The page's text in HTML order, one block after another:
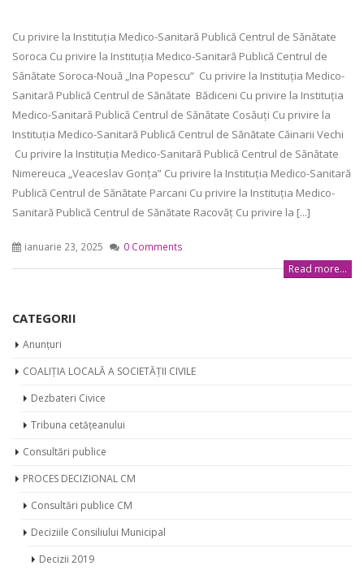
Cu privire la Instituția Medico-Sanitară Publică Centrul de Sănătate
Soroca Cu privire la Instituția Medico-Sanitară Publică Centrul de
Sănătate Soroca-Nouă „Ina Popescu” Cu privire la Instituția Medico-
Sanitară Publică Centrul de Sănătate Bădiceni Cu privire la Instituția
Medico-Sanitară Publică Centrul de Sănătate Cosăuți Cu privire la
Instituția Medico-Sanitară Publică Centrul de Sănătate Căinarii Vechi
Cu privire la Instituția Medico-Sanitară Publică Centrul de Sănătate
Nimereuca „Veaceslav Gonța” Cu privire la Instituția Medico-Sanitară
Publică Centrul de Sănătate Parcani Cu privire la Instituția Medico-
Sanitară Publică Centrul de Sănătate Racovăț Cu privire la [...]
ianuarie 23, 2025 0 Comments
Read more...
CATEGORII
Anunțuri
COALIȚIA LOCALĂ A SOCIETĂȚII CIVILE
Dezbateri Civice
Tribuna cetățeanului
Consultări publice
PROCES DECIZIONAL CM
Consultări publice CM
Deciziile Consiliului Municipal
Decizii 2019